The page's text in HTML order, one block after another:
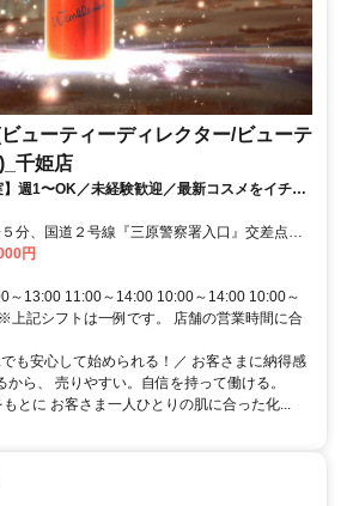
ューティーディレクター/ビューテ
千姫店
】週1〜OK／未経験歓迎／最新コスメをイチ早
キレイに／Wワーク・副業
円
～13:00 11:00～14:00 10:00～14:00 10:00～
上記シフトは一例です。 店舗の営業時間に合
も安心して始められる！／ お客さまに納得感
ら、 売りやすい。自信を持って働ける。
とに お客さま一人ひとりの肌に合った化...